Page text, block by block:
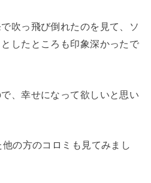
吹っ飛び倒れたのを見て、ソ
したところも印象深かったで
、幸せになって欲しいと思い
の方のコロミも見てみまし